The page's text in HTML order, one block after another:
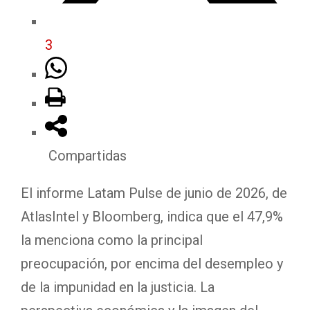
3
Compartidas
El informe Latam Pulse de junio de 2026, de
AtlasIntel y Bloomberg, indica que el 47,9%
la menciona como la principal
preocupación, por encima del desempleo y
de la impunidad en la justicia. La